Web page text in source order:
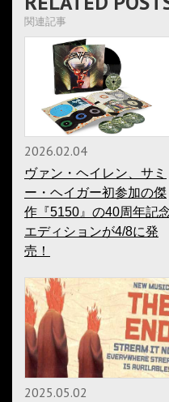
関連記事
2026.02.04
ヴァン・ヘイレン、サミ
ー・ヘイガー初参加の傑
作『5150』の40周年記
エディションが4/8に発
売！
2025.05.02